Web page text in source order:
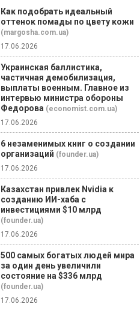
Как подобрать идеальный
оттенок помады по цвету кожи
(margosha.com.ua)
17.06.2026
Украинская баллистика,
частичная демобилизация,
выплаты военным. Главное из
интервью министра обороны
Федорова (economist.com.ua)
17.06.2026
6 незаменимых книг о создании
организаций (founder.ua)
17.06.2026
Казахстан привлек Nvidia к
созданию ИИ-хаба с
инвестициями $10 млрд
(founder.ua)
17.06.2026
500 самых богатых людей мира
за один день увеличили
состояние на $336 млрд
(founder.ua)
17.06.2026